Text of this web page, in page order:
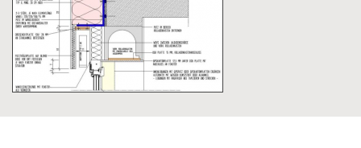
Betracht kam, galt es, die weiteren Maßnahmen
besonders sorgfältig zu planen.
Maßnahmen